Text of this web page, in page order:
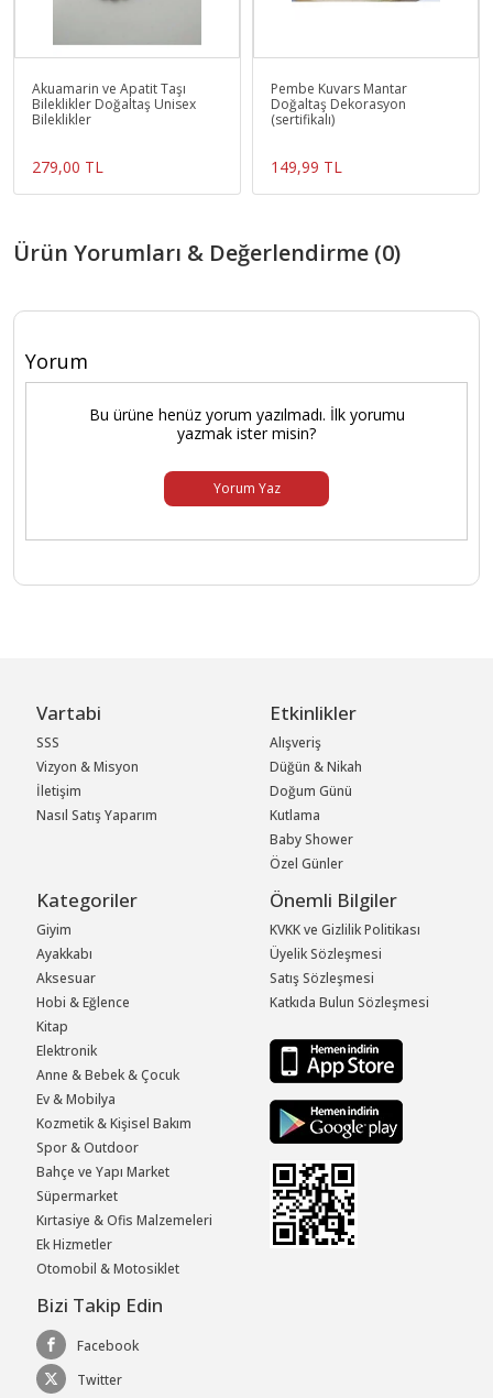
Akuamarin ve Apatit Taşı
Bileklikler Doğaltaş Unisex
Bileklikler
279,00 TL
Pembe Kuvars Mantar
Doğaltaş Dekorasyon
(sertifikalı)
149,99 TL
Ürün Yorumları & Değerlendirme (0)
Yorum
Bu ürüne henüz yorum yazılmadı. İlk yorumu
yazmak ister misin?
Yorum Yaz
Vartabi
SSS
Vizyon & Misyon
İletişim
Nasıl Satış Yaparım
Etkinlikler
Alışveriş
Düğün & Nikah
Doğum Günü
Kutlama
Baby Shower
Özel Günler
Kategoriler
Giyim
Ayakkabı
Aksesuar
Hobi & Eğlence
Kitap
Elektronik
Anne & Bebek & Çocuk
Ev & Mobilya
Kozmetik & Kişisel Bakım
Spor & Outdoor
Bahçe ve Yapı Market
Süpermarket
Kırtasiye & Ofis Malzemeleri
Ek Hizmetler
Otomobil & Motosiklet
Önemli Bilgiler
KVKK ve Gizlilik Politikası
Üyelik Sözleşmesi
Satış Sözleşmesi
Katkıda Bulun Sözleşmesi
Bizi Takip Edin
Facebook
Twitter